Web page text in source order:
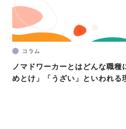
コラム
ノマドワーカーとはどんな職種
めとけ」「うざい」といわれる